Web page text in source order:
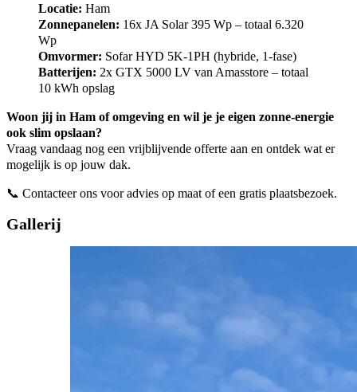
Locatie: Ham
Zonnepanelen: 16x JA Solar 395 Wp – totaal 6.320
Wp
Omvormer: Sofar HYD 5K-1PH (hybride, 1-fase)
Batterijen: 2x GTX 5000 LV van Amasstore – totaal
10 kWh opslag
Woon jij in Ham of omgeving en wil je je eigen zonne-energie
ook slim opslaan?
Vraag vandaag nog een vrijblijvende offerte aan en ontdek wat er
mogelijk is op jouw dak.
📞 Contacteer ons voor advies op maat of een gratis plaatsbezoek.
Gallerij